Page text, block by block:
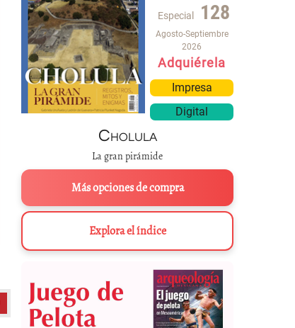
Saturnino Herrán,Nuestros dioses:
Especial 128
Agosto-Septiembre
2026
Adquiérela
Impresa
Digital
Cholula
La gran pirámide
Más opciones de compra
Explora el índice